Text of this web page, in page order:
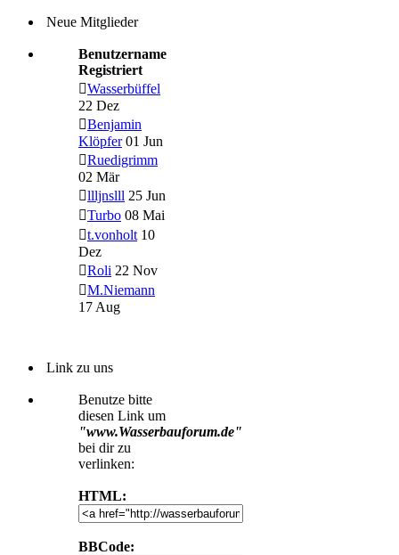
Neue Mitglieder
Benutzername
Registriert
Wasserbüffel
22 Dez
Benjamin
Klöpfer 01 Jun
Ruedigrimm
02 Mär
llljnslll 25 Jun
Turbo 08 Mai
t.vonholt 10
Dez
Roli 22 Nov
M.Niemann
17 Aug
Link zu uns
Benutze bitte
diesen Link um
"www.Wasserbauforum.de"
bei dir zu
verlinken:
HTML:
BBCode: